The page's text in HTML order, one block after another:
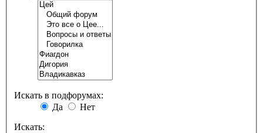
Искать в подфорумах:
Да
Нет
Искать: